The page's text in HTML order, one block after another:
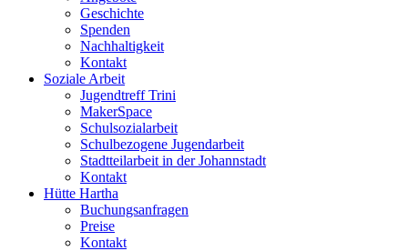
Geschichte
Spenden
Nachhaltigkeit
Kontakt
Soziale Arbeit
Jugendtreff Trini
MakerSpace
Schulsozialarbeit
Schulbezogene Jugendarbeit
Stadtteilarbeit in der Johannstadt
Kontakt
Hütte Hartha
Buchungsanfragen
Preise
Kontakt